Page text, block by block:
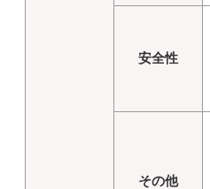
安全性
その他